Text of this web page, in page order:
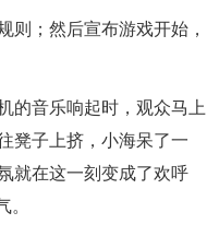
则；然后宣布游戏开始，
的音乐响起时，观众马上
凳子上挤，小海呆了一
就在这一刻变成了欢呼